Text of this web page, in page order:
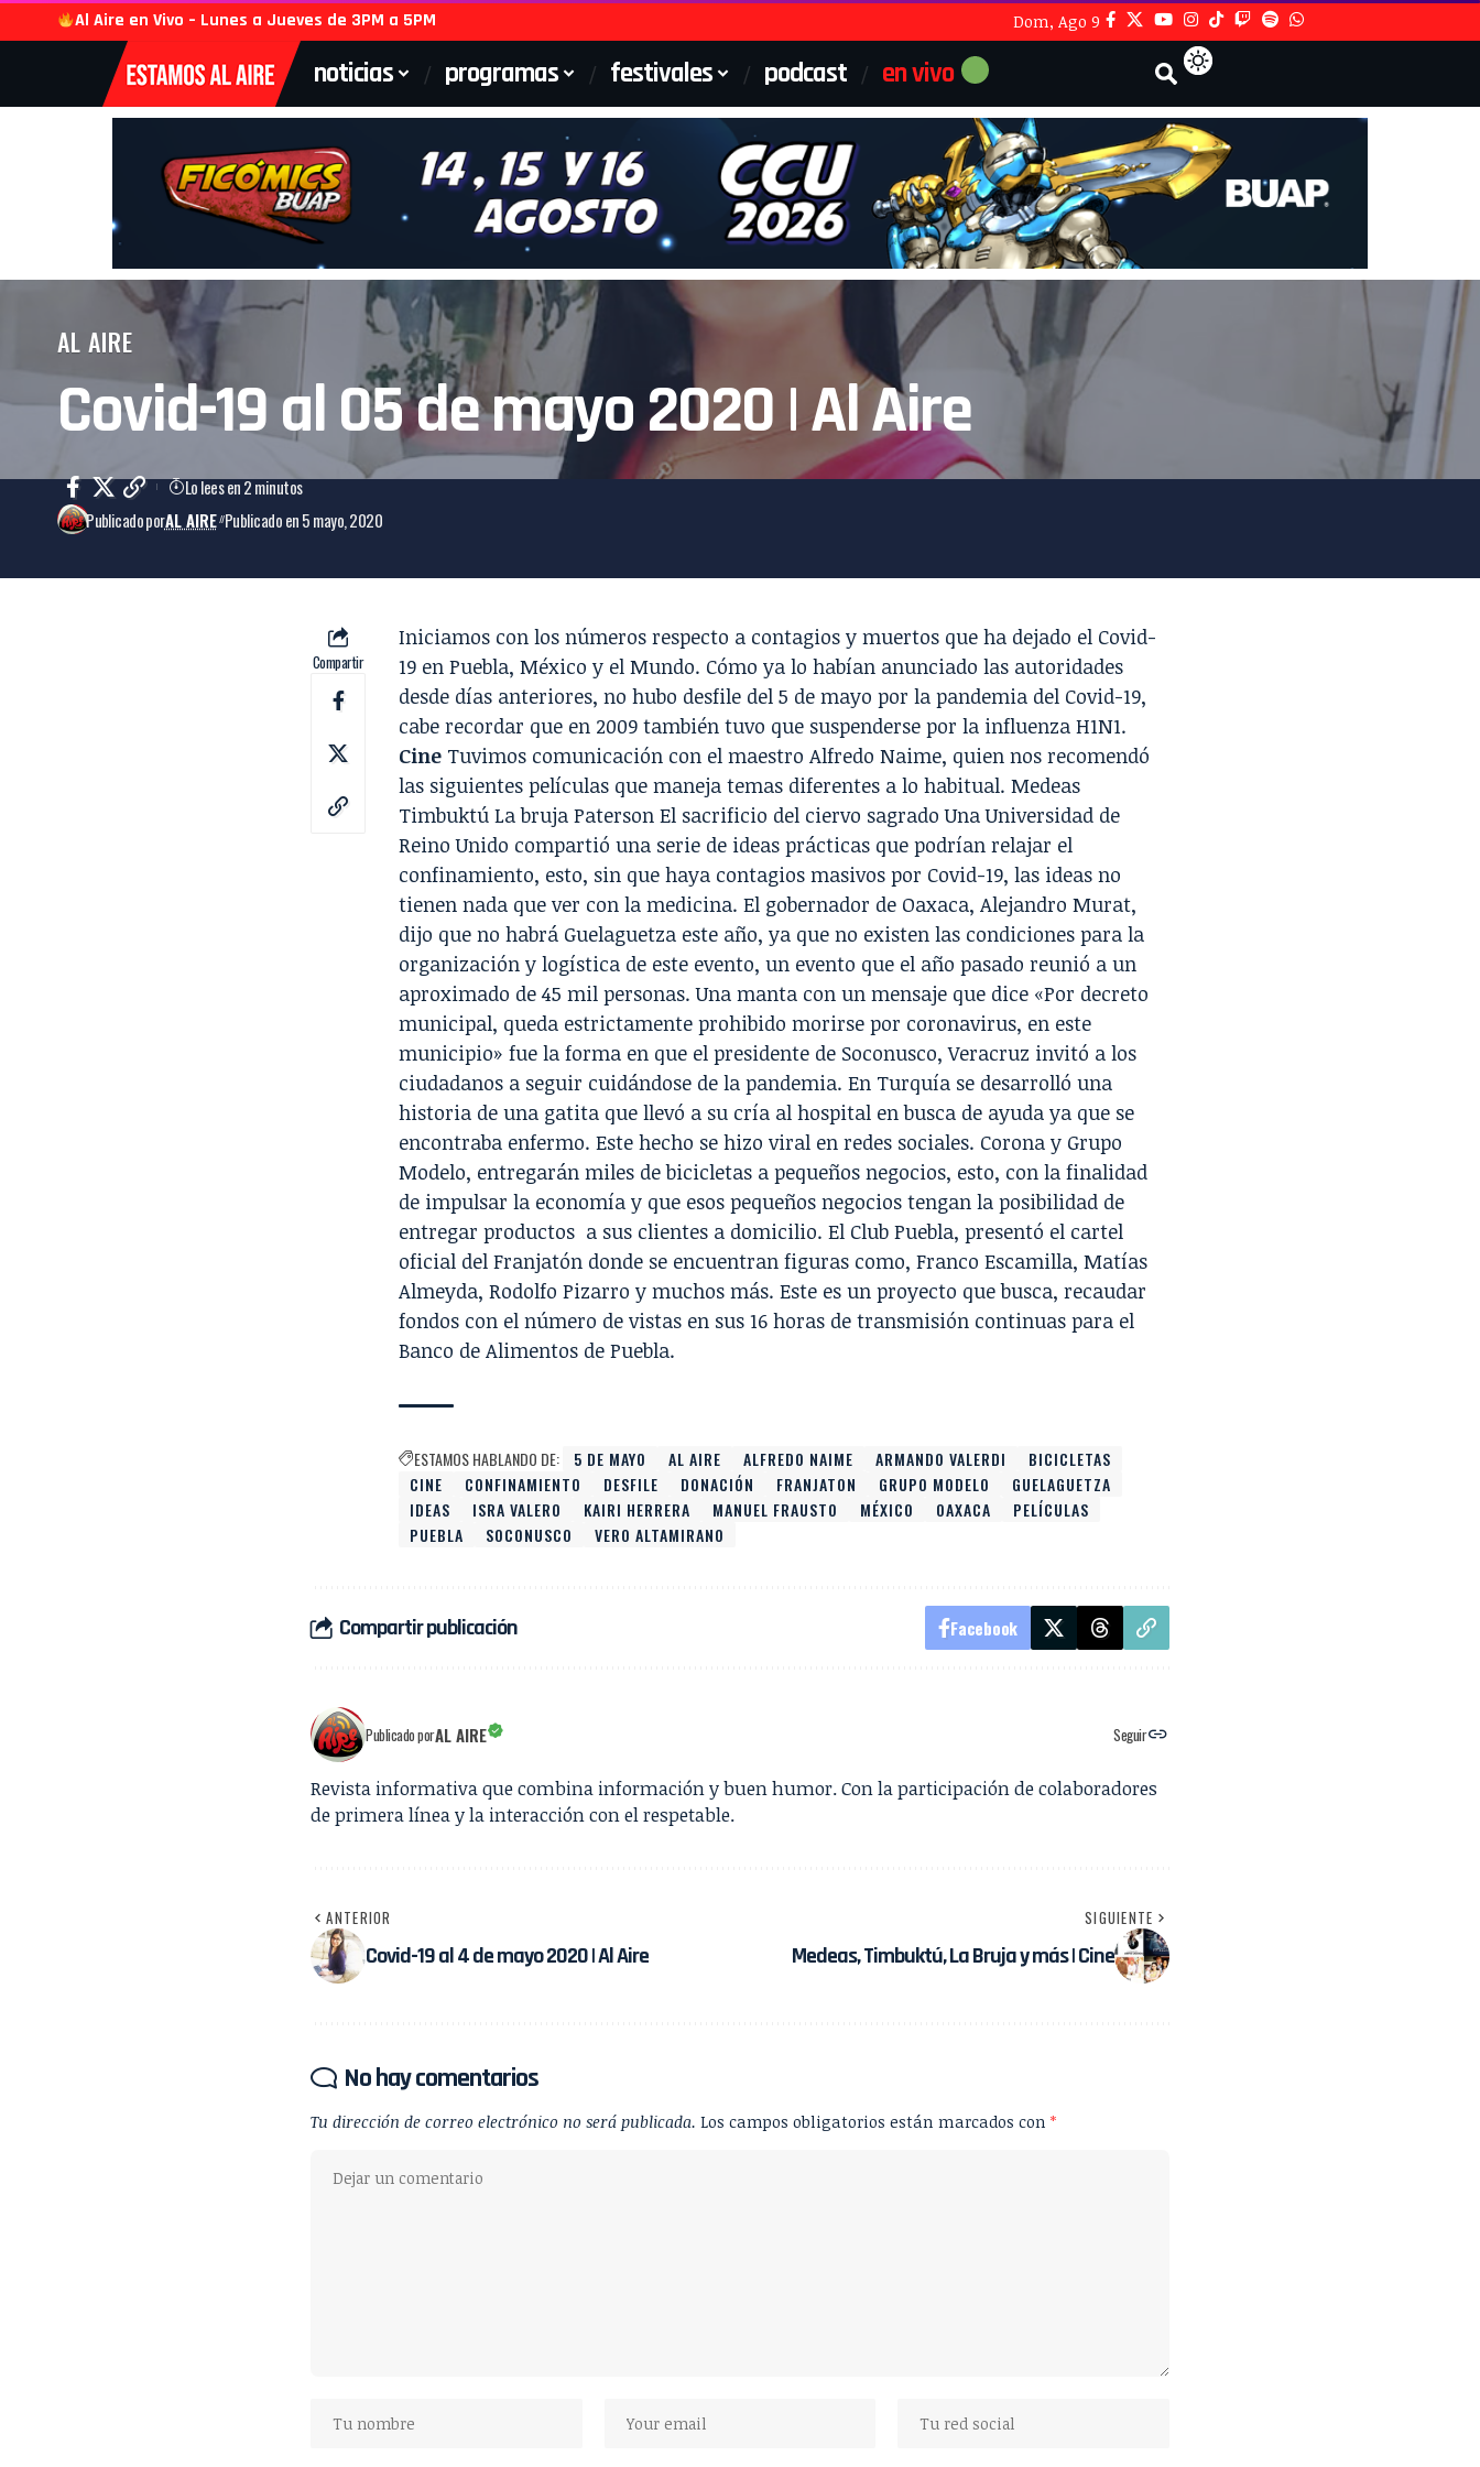
Al Aire en Vivo – Lunes a Jueves de 3PM a 5PM Dom, Ago 9
noticias programas festivales podcast en vivo
AL AIRE
Covid-19 al 05 de mayo 2020 | Al Aire
Publicado porAL AIRE Publicado en 5 mayo, 2020
Lo lees en 2 minutos
Compartir
Iniciamos con los números respecto a contagios y muertos que ha dejado el Covid-
19 en Puebla, México y el Mundo. Cómo ya lo habían anunciado las autoridades
desde días anteriores, no hubo desfile del 5 de mayo por la pandemia del Covid-19,
cabe recordar que en 2009 también tuvo que suspenderse por la influenza H1N1.
Cine Tuvimos comunicación con el maestro Alfredo Naime, quien nos recomendó
las siguientes películas que maneja temas diferentes a lo habitual. Medeas
Timbuktú La bruja Paterson El sacrificio del ciervo sagradoUnaUniversidad de
Reino Unido compartió una serie de ideas prácticas que podrían relajar el
confinamiento, esto, sin que haya contagios masivos por Covid-19, las ideas no
tienen nada que ver con la medicina. El gobernador de Oaxaca, Alejandro Murat,
dijo que no habrá Guelaguetza este año, ya que no existen las condiciones para la
organización y logística de este evento, un evento que el año pasado reunió a un
aproximado de 45 mil personas.Una manta con un mensaje que dice «Por decreto
municipal, queda estrictamente prohibido morirse por coronavirus, en este
municipio» fue la forma en que el presidente de Soconusco, Veracruz invitó a los
ciudadanos a seguir cuidándose de la pandemia. En Turquía se desarrolló una
historia de una gatita que llevó a su cría al hospital en busca de ayuda ya que se
encontraba enfermo. Este hecho se hizo viral en redes sociales. Corona y Grupo
Modelo, entregarán miles de bicicletas a pequeños negocios, esto, con la finalidad
de impulsar la economía y que esos pequeños negocios tengan la posibilidad de
entregar productos a sus clientes a domicilio. El Club Puebla, presentó el cartel
oficial del Franjatón donde se encuentran figuras como, Franco Escamilla, Matías
Almeyda, Rodolfo Pizarro y muchos más. Este es un proyecto que busca, recaudar
fondos con el número de vistas en sus 16 horas de transmisión continuas para el
Banco de Alimentos de Puebla.
ESTAMOS HABLANDO DE: 5 DE MAYO AL AIRE ALFREDO NAIME ARMANDO VALERDI
BICICLETAS
CINE
CONFINAMIENTO DESFILE DONACIÓN FRANJATON GRUPO MODELO
GUELAGUETZA
IDEAS
ISRA VALERO KAIRI HERRERA MANUEL FRAUSTO MÉXICO OAXACA
PELÍCULAS
PUEBLA
SOCONUSCO VERO ALTAMIRANO
Compartir publicación Facebook
Publicado porAL AIRE Seguir
Revista informativa que combina información y buen humor. Con la participación de colaboradores
de primera línea y la interacción con el respetable.
ANTERIOR
Covid-19 al 4 de mayo 2020 | Al Aire
SIGUIENTE
Medeas, Timbuktú, La Bruja y más | Cine
No hay comentarios
Tu dirección de correo electrónico no será publicada. Los campos obligatorios están marcados con *